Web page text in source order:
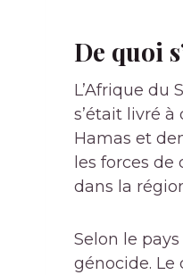
De quoi
L’Afrique du
s’était livré
Hamas et
les forces
dans la
Selon le
génocide. Le